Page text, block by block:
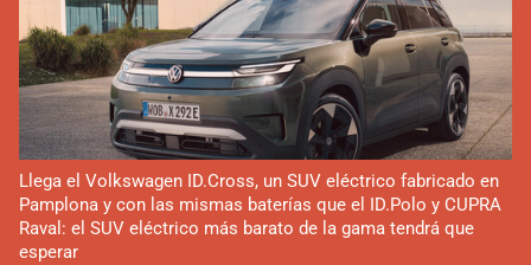
Llega el Volkswagen ID.Cross, un SUV eléctrico fabricado en
Pamplona y con las mismas baterías que el ID.Polo y CUPRA
Raval: el SUV eléctrico más barato de la gama tendrá que
esperar